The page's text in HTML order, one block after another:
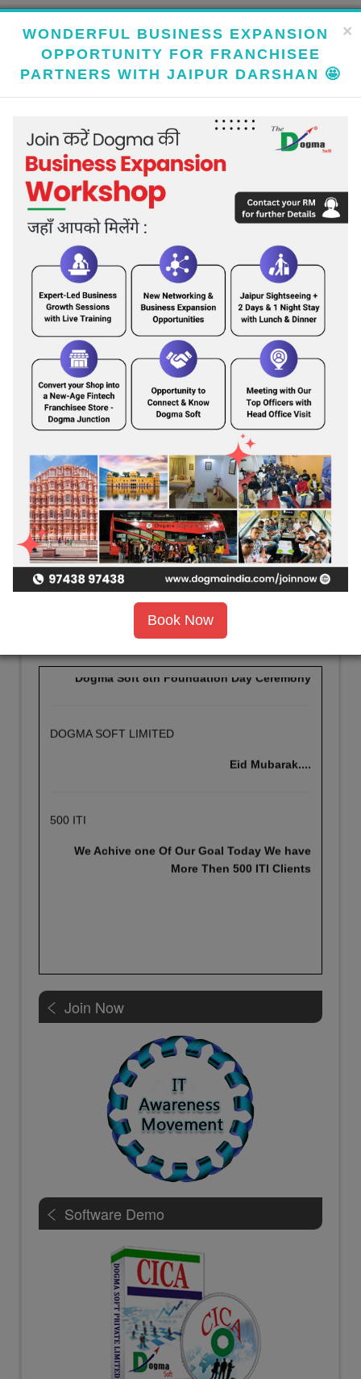
Software Development, Web Hosting, SEO, Google Promotion, Project
Training & Hardware Services
Toggle
navigation
×
WONDERFUL BUSINESS EXPANSION
OPPORTUNITY FOR FRANCHISEE
PARTNERS WITH JAIPUR DARSHAN 🤩
Book Now
BECOME FRANCHISEE
FRANCHISEE LOGIN
CLIENT/PARTNER LOGIN
VENDOR LOGIN
Our
Presence
Cities and 19000 Pincodes state/UT + District + city with 3,00,000
New Updates
DOGMA SOFT LIMITED
We Achive one Of Our Goal Today We have
Join Now
Software Demo